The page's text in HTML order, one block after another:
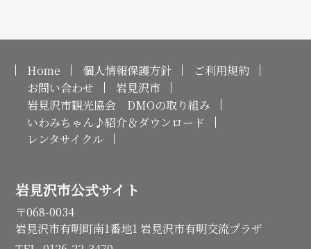
Home 個人情報保護方針
ご利用規約
お問い合わせ
岩見沢市
岩見沢市観光協会 DMOの取り組み
いわみちゃん♪紹介＆ダウンロード
レンタサイクル
岩見沢市公式サイト
〒068-0034
岩見沢市有明町南1番地1 岩見沢市有明交流プラザ